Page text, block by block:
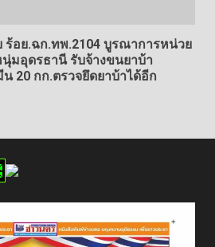
ร้อย.ฉก.ทพ.2104 บูรณาการหน่วย
มอุดรธานี รับจ้างขนยาบ้า
20 กก.ตรวจยึดยาบ้าได้อีก